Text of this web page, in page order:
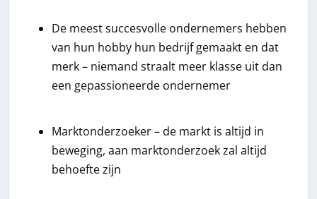
De meest succesvolle ondernemers hebben
van hun hobby hun bedrijf gemaakt en dat
merk – niemand straalt meer klasse uit dan
een gepassioneerde ondernemer
Marktonderzoeker – de markt is altijd in
beweging, aan marktonderzoek zal altijd
behoefte zijn